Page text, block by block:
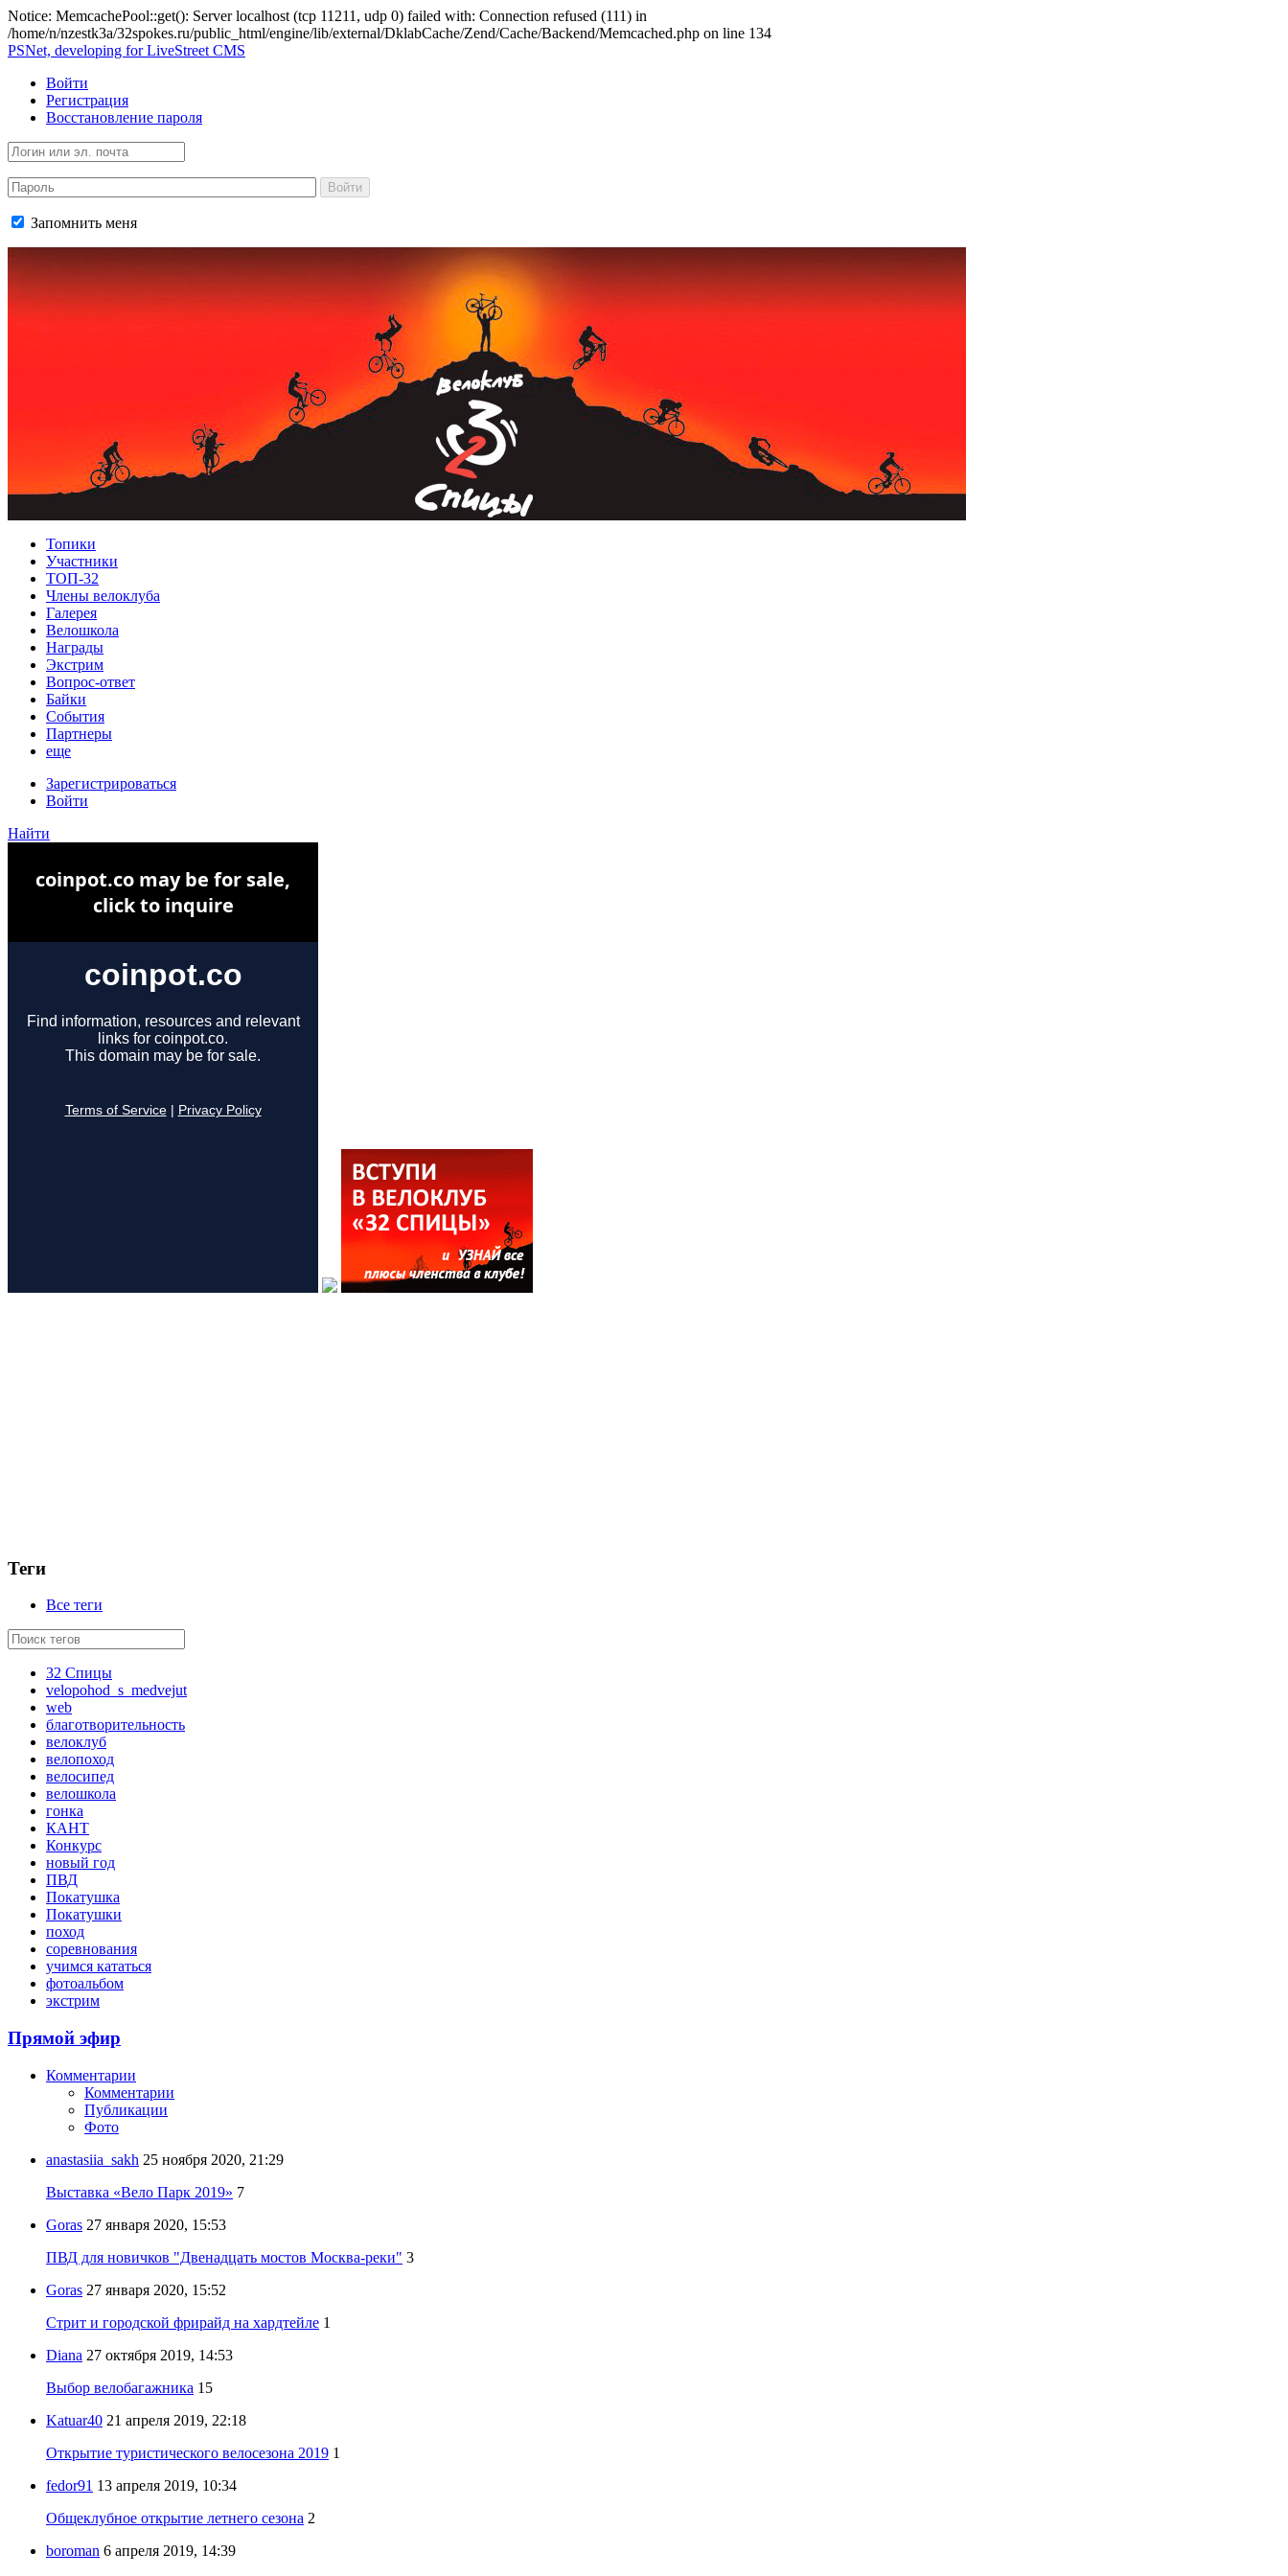
Notice: MemcachePool::get(): Server localhost (tcp 11211, udp 0) failed with: Connection refused (111) in
/home/n/nzestk3a/32spokes.ru/public_html/engine/lib/external/DklabCache/Zend/Cache/Backend/Memcached.php on line 134
PSNet, developing for LiveStreet CMS
Войти
Регистрация
Восстановление пароля
Войти
Запомнить меня
Топики
Участники
ТОП-32
Члены велоклуба
Галерея
Велошкола
Награды
Экстрим
Вопрос-ответ
Байки
События
Партнеры
еще
Зарегистрироваться
Войти
Найти
Теги
Все теги
32 Спицы
velopohod_s_medvejut
web
благотворительность
велоклуб
велопоход
велосипед
велошкола
гонка
КАНТ
Конкурс
новый год
ПВД
Покатушка
Покатушки
поход
соревнования
учимся кататься
фотоальбом
экстрим
Прямой эфир
Комментарии
Комментарии
Публикации
Фото
anastasiia_sakh 25 ноября 2020, 21:29
Выставка «Вело Парк 2019» 7
Goras 27 января 2020, 15:53
ПВД для новичков "Двенадцать мостов Москва-реки" 3
Goras 27 января 2020, 15:52
Стрит и городской фрирайд на хардтейле 1
Diana 27 октября 2019, 14:53
Выбор велобагажника 15
Katuar40 21 апреля 2019, 22:18
Открытие туристического велосезона 2019 1
fedor91 13 апреля 2019, 10:34
Общеклубное открытие летнего сезона 2
boroman 6 апреля 2019, 14:39